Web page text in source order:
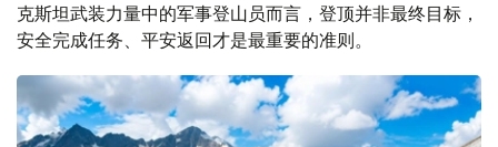
克斯坦武装力量中的军事登山员而言，登顶并非最终目标，
安全完成任务、平安返回才是最重要的准则。